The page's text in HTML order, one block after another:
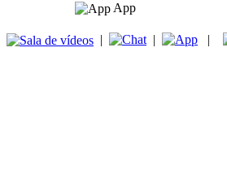
App
| | |